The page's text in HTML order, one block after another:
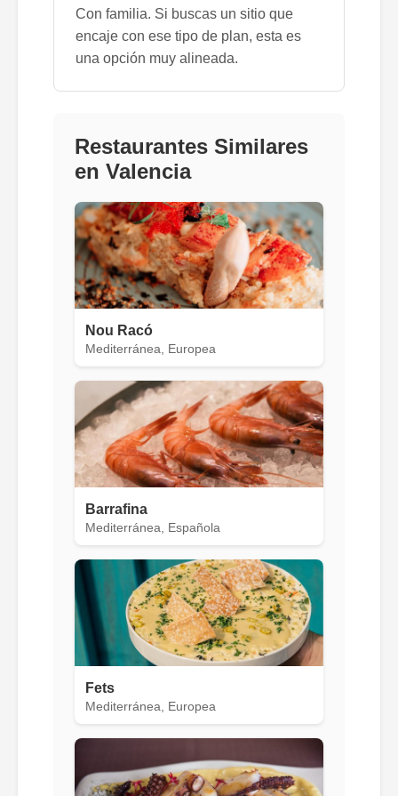
Con familia. Si buscas un sitio que
encaje con ese tipo de plan, esta es
una opción muy alineada.
Restaurantes Similares
en Valencia
Nou Racó
Mediterránea, Europea
Barrafina
Mediterránea, Española
Fets
Mediterránea, Europea